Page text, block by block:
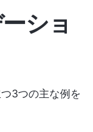
ショ
3つの主な例を